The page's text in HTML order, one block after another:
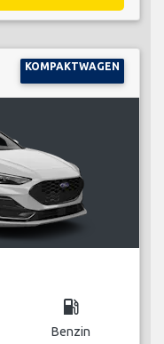
KOMPAKTWAGEN
local_gas_station
Benzin